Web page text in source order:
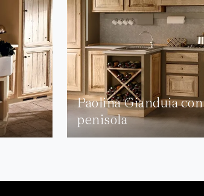
Paolina Gianduia con
penisola